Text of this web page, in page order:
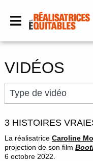
VIDÉOS
Type de vidéo
results
3 HISTOIRES
La réalisatrice Caroline
projection de son film
6 octobre 2022.